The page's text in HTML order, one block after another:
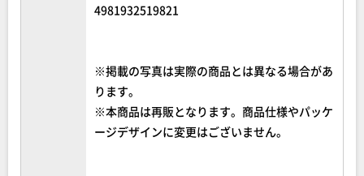
4981932519821
※掲載の写真は実際の商品とは異なる場合があ
ります。
※本商品は再販となります。商品仕様やパッケ
ージデザインに変更はございません。